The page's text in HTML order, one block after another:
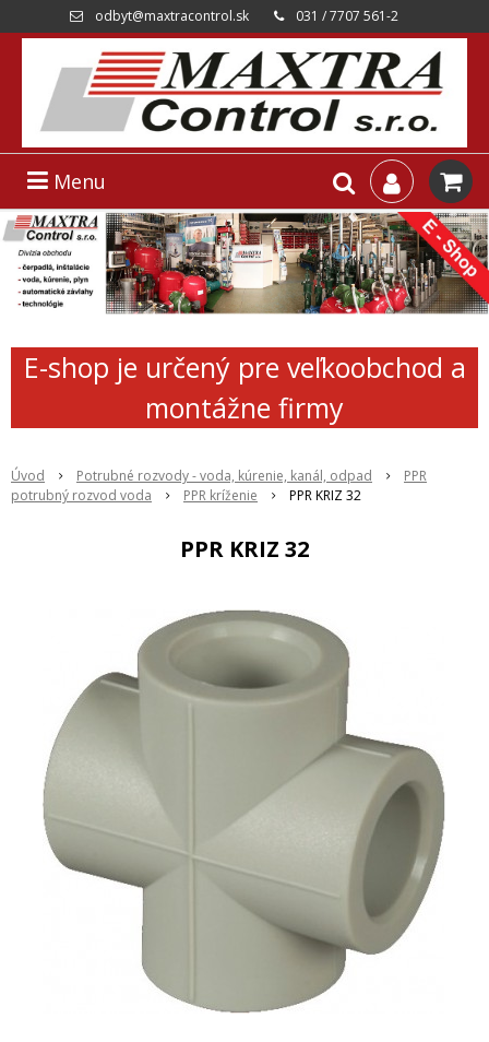
odbyt@maxtracontrol.sk 031 / 7707 561-2
Menu
E-shop je určený pre veľkoobchod a
montážne firmy
Úvod Potrubné rozvody - voda, kúrenie, kanál, odpad
PPR
potrubný rozvod voda
PPR kríženie PPR KRIZ 32
PPR KRIZ 32